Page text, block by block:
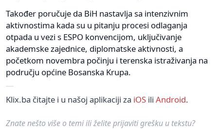
Također poručuje da BiH nastavlja sa intenzivnim
aktivnostima kada su u pitanju procesi odlaganja
otpada u vezi s ESPO konvencijom, uključivanje
akademske zajednice, diplomatske aktivnosti, a
početkom novembra počinju i terenska istraživanja na
području općine Bosanska Krupa.
Klix.ba čitajte i u našoj aplikaciji za iOS ili Android.
Znate nešto više o temi ili želite prijaviti grešku u tekstu?